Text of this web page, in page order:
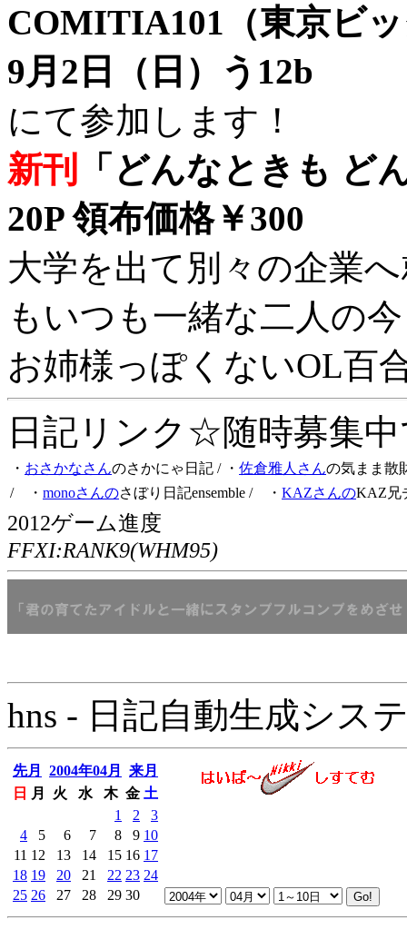
COMITIA101（東京ビ
9月2日（日）う12b
にて参加します！
新刊
「どんなときも ど
20P 領布価格￥300
大学を出て別々の企業
もいつも一緒な二人の
お姉様っぽくないOL百
日記リンク☆随時募集
・ おさかなさんのさかにゃ日記 / ・ 佐倉雅人さんの気まま散
/ ・ monoさんのさぼり日記ensemble / ・ KAZさんのKAZ兄
2012ゲーム進度
FFXI:RANK9(WHM95)
hns - 日記自動生成シス
先月 2004年04月
来月
日
月 火 水 木 金 土
1
2
3
4
5 6 7 8 9 10
11 12 13 14 15 16 17
18 19 20 21 22 23 24
25 26 27 28 29 30